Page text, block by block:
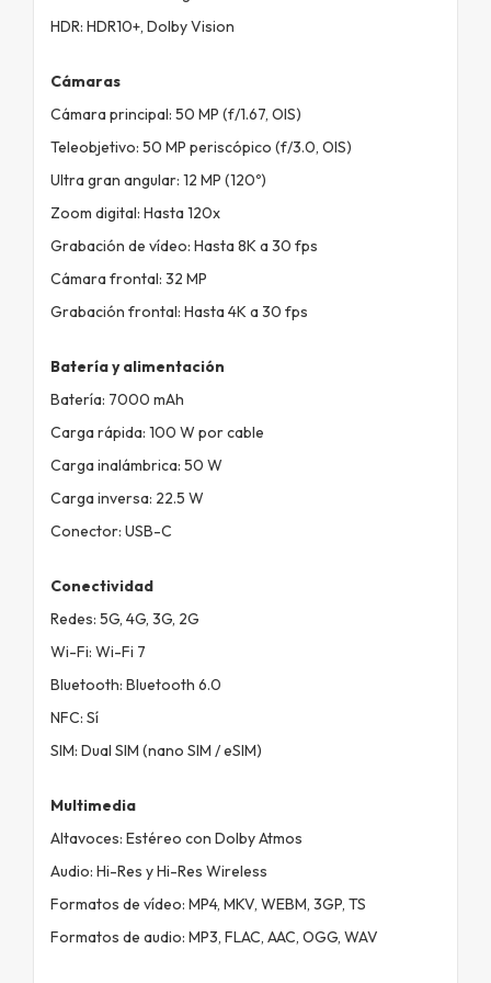
HDR: HDR10+, Dolby Vision
Cámaras
Cámara principal: 50 MP (f/1.67, OIS)
Teleobjetivo: 50 MP periscópico (f/3.0, OIS)
Ultra gran angular: 12 MP (120º)
Zoom digital: Hasta 120x
Grabación de vídeo: Hasta 8K a 30 fps
Cámara frontal: 32 MP
Grabación frontal: Hasta 4K a 30 fps
Batería y alimentación
Batería: 7000 mAh
Carga rápida: 100 W por cable
Carga inalámbrica: 50 W
Carga inversa: 22.5 W
Conector: USB-C
Conectividad
Redes: 5G, 4G, 3G, 2G
Wi-Fi: Wi-Fi 7
Bluetooth: Bluetooth 6.0
NFC: Sí
SIM: Dual SIM (nano SIM / eSIM)
Multimedia
Altavoces: Estéreo con Dolby Atmos
Audio: Hi-Res y Hi-Res Wireless
Formatos de vídeo: MP4, MKV, WEBM, 3GP, TS
Formatos de audio: MP3, FLAC, AAC, OGG, WAV